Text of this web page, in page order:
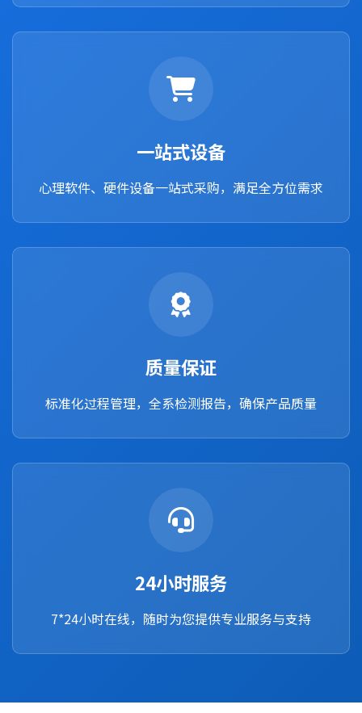
一站式设备
心理软件、硬件设备一站式采购，满足全方位需求
质量保证
标准化过程管理，全系检测报告，确保产品质量
24小时服务
7*24小时在线，随时为您提供专业服务与支持